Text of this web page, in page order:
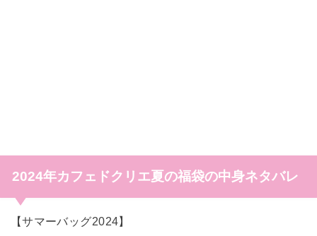
2024年カフェドクリエ夏の福袋の中身ネタバレ
【サマーバッグ2024】